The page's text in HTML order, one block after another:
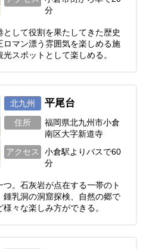
分
して役割を果たしてきた歴史
マン漂う雰囲気を楽しめる施
スポットとして楽しめる。
北九州 平尾台
住所
福岡県北九州市小倉
南区大字新道寺
アクセス
小倉駅よりバスで60
分
。石灰岩が点在する一帯のト
鍾乳洞の洞窟探検、自然の郷で
々な楽しみ方ができる。